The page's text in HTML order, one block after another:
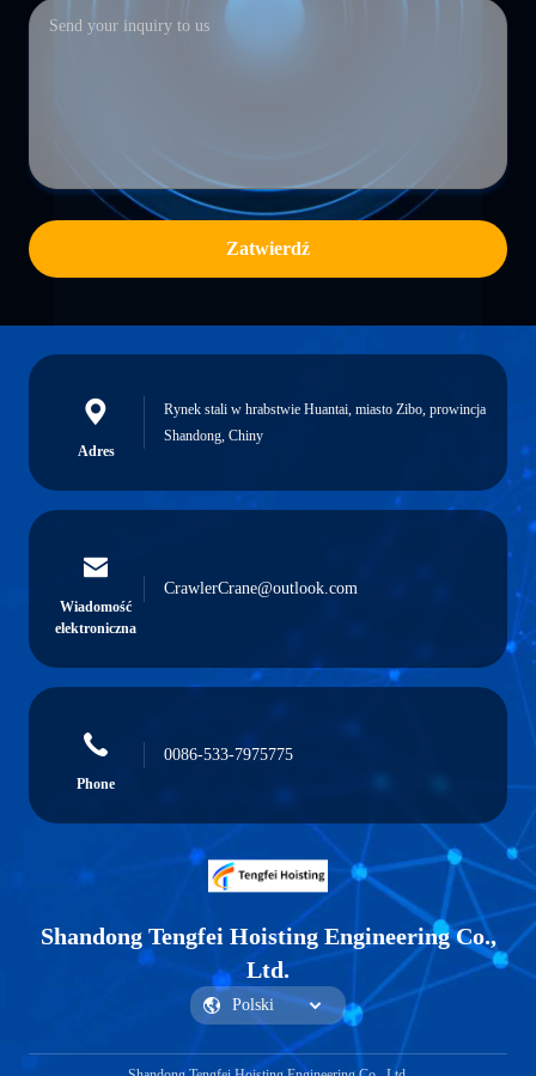
Zatwierdź
Adres
Rynek stali w hrabstwie Huantai, miasto Zibo, prowincja
Shandong, Chiny
Wiadomość
elektroniczna
CrawlerCrane@outlook.com
Phone
0086-533-7975775
Shandong Tengfei Hoisting Engineering Co.,
Ltd.